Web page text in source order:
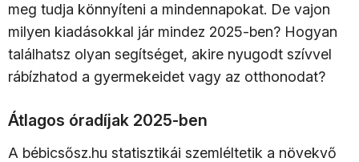
meg tudja könnyíteni a mindennapokat. De vajon
milyen kiadásokkal jár mindez 2025-ben? Hogyan
találhatsz olyan segítséget, akire nyugodt szívvel
rábízhatod a gyermekeidet vagy az otthonodat?
Átlagos óradíjak 2025-ben
A bébicsősz.hu statisztikái szemléltetik a növekvő